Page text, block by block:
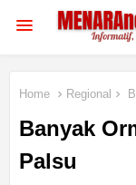
Home Regional
Banyak
Palsu